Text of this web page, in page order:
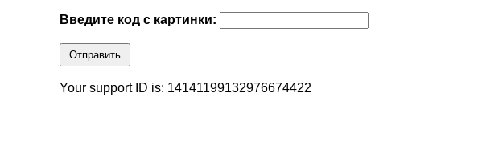
Введите код с картинки:
Отправить
Your support ID is: 14141199132976674422